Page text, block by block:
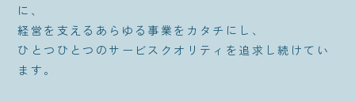
に、
経営を支えるあらゆる事業をカタチにし、
ひとつひとつのサービスクオリティを追求し続けてい
ます。